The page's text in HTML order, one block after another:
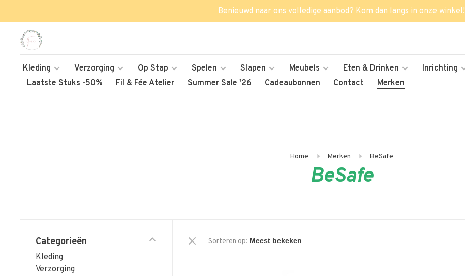
Benieuwd naar ons volledige aanbod? Kom dan langs in onze winkel!
Kleding Verzorging Op Stap Spelen Slapen Meubels Eten & Drinken Inrichting
Laatste Stuks -50%
Fil & Fée Atelier Summer Sale '26 Cadeaubonnen Contact Merken
Home Merken BeSafe
BeSafe
Categorieën
Kleding
Verzorging
Sorteren op: